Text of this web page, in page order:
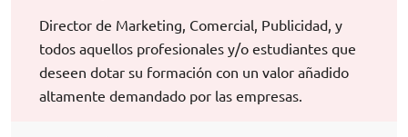
Director de Marketing, Comercial, Publicidad, y
todos aquellos profesionales y/o estudiantes que
deseen dotar su formación con un valor añadido
altamente demandado por las empresas.